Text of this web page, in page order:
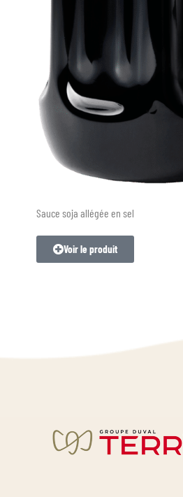
Sauce soja allégée en sel
Voir le produit